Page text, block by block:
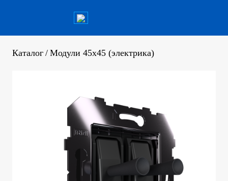
Каталог / Модули 45х45 (электрика)